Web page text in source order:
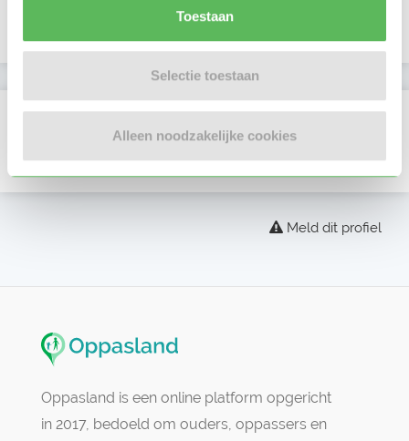
Toestaan
Selectie toestaan
Alleen noodzakelijke cookies
Beoordelingen
Er zijn nog geen beoordelingen
Meld dit profiel
Oppasland is een online platform opgericht
in 2017, bedoeld om ouders, oppassers en